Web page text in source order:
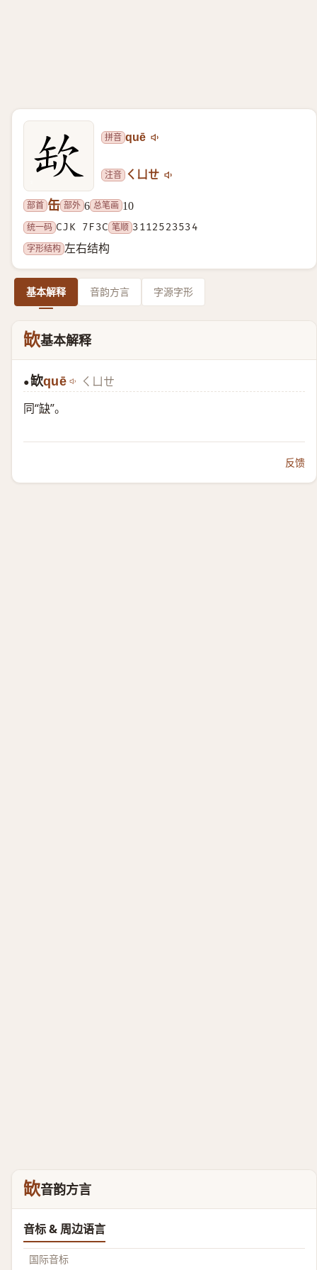
拼音 quē
注音 ㄑㄩㄝ
部首 缶 部外 6 总笔画 10
统一码 CJK 7F3C 笔顺 3112523534
字形结构 左右结构
基本解释 音韵方言 字源字形
缼基本解释
●缼quē ㄑㄩㄝ
同“缺”。
反馈
缼音韵方言
音标 & 周边语言
国际音标